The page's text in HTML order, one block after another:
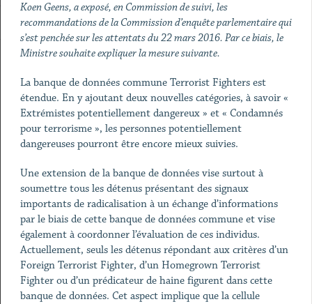
Koen Geens, a exposé, en Commission de suivi, les
recommandations de la Commission d’enquête parlementaire qui
s’est penchée sur les attentats du 22 mars 2016. Par ce biais, le
Ministre souhaite expliquer la mesure suivante.
La banque de données commune Terrorist Fighters est
étendue. En y ajoutant deux nouvelles catégories, à savoir «
Extrémistes potentiellement dangereux » et « Condamnés
pour terrorisme », les personnes potentiellement
dangereuses pourront être encore mieux suivies.
Une extension de la banque de données vise surtout à
soumettre tous les détenus présentant des signaux
importants de radicalisation à un échange d’informations
par le biais de cette banque de données commune et vise
également à coordonner l’évaluation de ces individus.
Actuellement, seuls les détenus répondant aux critères d’un
Foreign Terrorist Fighter, d’un Homegrown Terrorist
Fighter ou d’un prédicateur de haine figurent dans cette
banque de données. Cet aspect implique que la cellule